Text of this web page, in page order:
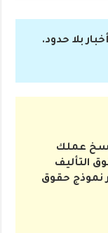
بلا حدود.
نسخ عملك
التأليف
نموذج حقوق